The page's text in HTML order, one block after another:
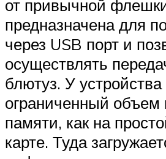
от привычной
предназначена для
через USB порт и
осуществлять
блютуз. У устройства
ограниченный объем
памяти, как на
карте. Туда